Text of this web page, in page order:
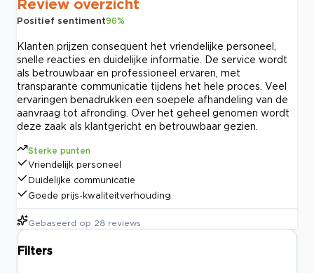
Review overzicht
Positief sentiment96%
Klanten prijzen consequent het vriendelijke personeel,
snelle reacties en duidelijke informatie. De service wordt
als betrouwbaar en professioneel ervaren, met
transparante communicatie tijdens het hele proces. Veel
ervaringen benadrukken een soepele afhandeling van de
aanvraag tot afronding. Over het geheel genomen wordt
deze zaak als klantgericht en betrouwbaar gezien.
Sterke punten
Vriendelijk personeel
Duidelijke communicatie
Goede prijs-kwaliteitverhouding
Gebaseerd op 28 reviews
Filters